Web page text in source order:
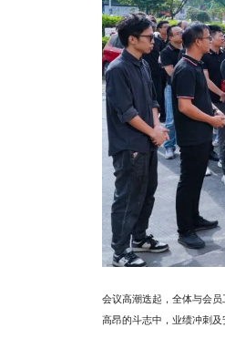
会议高潮迭起，全体与会
高昂的斗志中，业绩冲刺及